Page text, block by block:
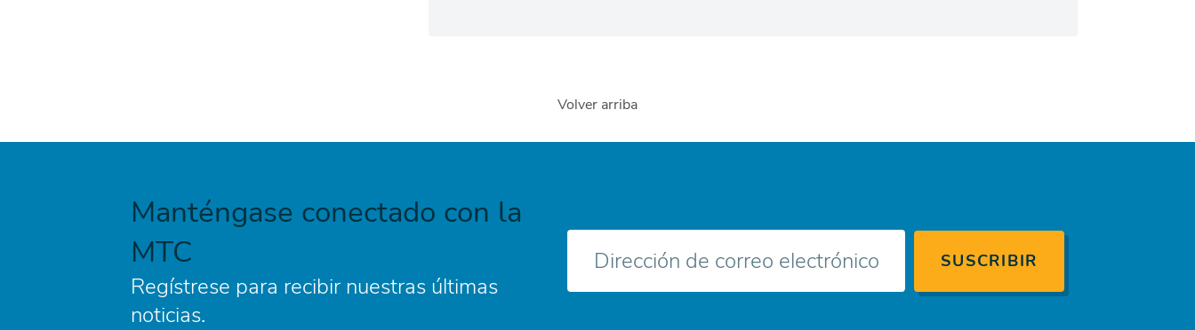
Volver arriba
Manténgase conectado con la
MTC
Regístrese para recibir nuestras últimas
noticias.
electrónico